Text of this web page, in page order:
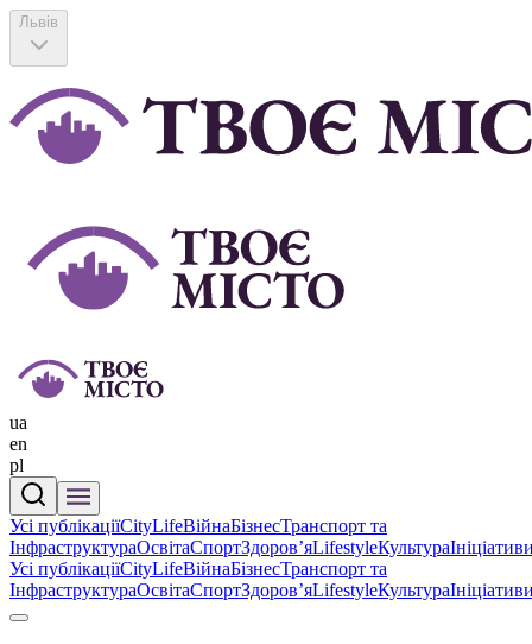
Львів
ua
en
pl
Усі публікаціїCityLifeВійнаБізнесТранспорт та
ІнфраструктураОсвітаСпортЗдоровʼяLifestyleКультура
Усі публікаціїCityLifeВійнаБізнесТранспорт та
ІнфраструктураОсвітаСпортЗдоровʼяLifestyleКультура